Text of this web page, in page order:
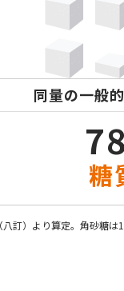
同量の一般
糖
訂）より算定。角砂糖は